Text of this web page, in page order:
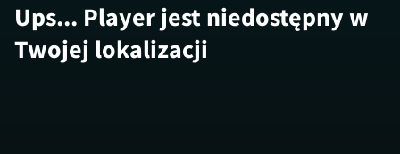
Ups... Player jest niedostępny w
Twojej lokalizacji